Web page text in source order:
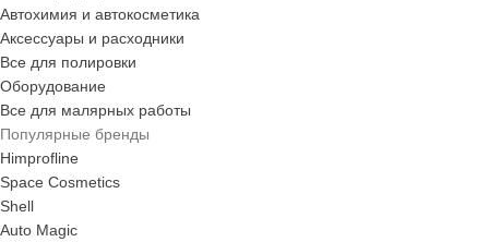
Автохимия и автокосметика
Аксессуары и расходники
Все для полировки
Оборудование
Все для малярных работы
Популярные бренды
Himprofline
Space Cosmetics
Shell
Auto Magic